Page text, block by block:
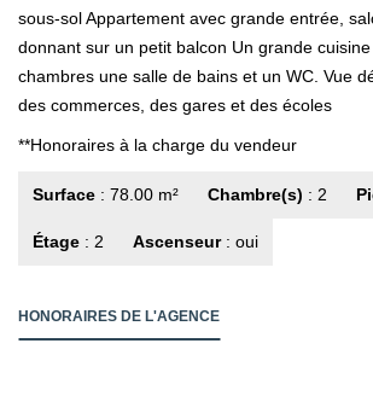
sous-sol Appartement avec grande entrée,
donnant sur un petit balcon Un grande
chambres une salle de bains et un WC. Vue
des commerces, des gares et des écoles
**Honoraires à la charge du vendeur
Surface : 78.00 m² Chambre(s) : 2
Étage : 2 Ascenseur: oui
HONORAIRES DE L'AGENCE